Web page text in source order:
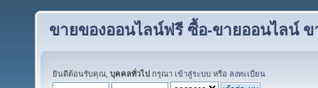
ขายของออนไลน์ฟรี ซื้อ-ขายออนไลน์
ยินดีต้อนรับคุณ, บุคคลทั่วไป กรุณา เข้าสู่ระบบ หรือ ลงทะเบียน